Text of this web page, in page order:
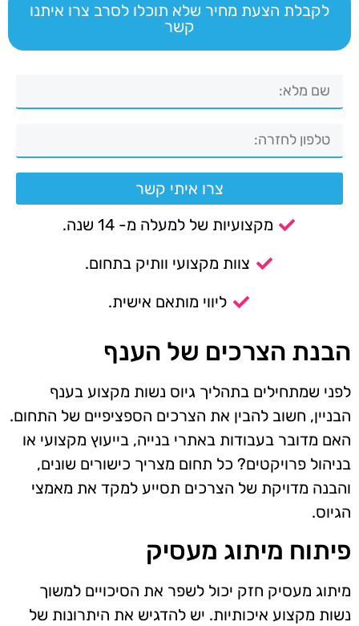
לקבלת הצעת מחיר שלא תוכלו לסרב צרו איתנו
קשר
צרו איתי קשר
מקצועיות של למעלה מ- 14 שנה.
צוות מקצועי וותיק בתחום.
ליווי מותאם אישית.
הבנת הצרכים של הענף
לפני שמתחילים בתהליך גיוס נשות מקצוע בענף
הבניין, חשוב להבין את הצרכים הספציפיים של התחום.
האם מדובר בעבודות באתרי בנייה, בייעוץ מקצועי או
בניהול פרויקטים? כל תחום מצריך כישורים שונים,
והבנה מדויקת של הצרכים תסייע למקד את מאמצי
הגיוס.
פיתוח מיתוג מעסיק
מיתוג מעסיק חזק יכול לשפר את הסיכויים למשוך
נשות מקצוע איכותיות. יש להדגיש את היתרונות של